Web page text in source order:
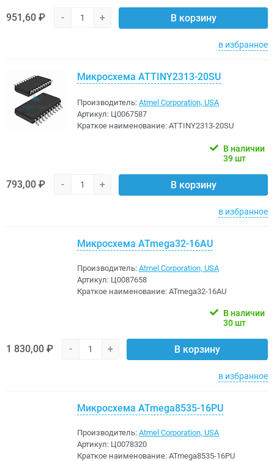
951,60 ₽ - + В корзину
в избранное
Микросхема ATTINY2313-20SU
Производитель: Atmel Corporation, USA
Артикул: Ц0067587
Краткое наименование: ATTINY2313-20SU
В наличии
39 шт
793,00 ₽ - + В корзину
в избранное
Микросхема ATmega32-16AU
Производитель: Atmel Corporation, USA
Артикул: Ц0087658
Краткое наименование: ATmega32-16AU
В наличии
30 шт
1 830,00 ₽ - + В корзину
в избранное
Микросхема ATmega8535-16PU
Производитель: Atmel Corporation, USA
Артикул: Ц0078320
Краткое наименование: ATmega8535-16PU